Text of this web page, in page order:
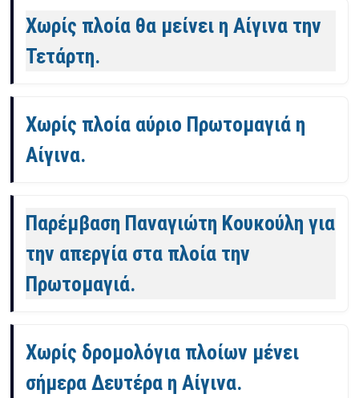
Χωρίς πλοία θα μείνει η Αίγινα την
Τετάρτη.
Χωρίς πλοία αύριο Πρωτομαγιά η
Αίγινα.
Παρέμβαση Παναγιώτη Κουκούλη για
την απεργία στα πλοία την
Πρωτομαγιά.
Χωρίς δρομολόγια πλοίων μένει
σήμερα Δευτέρα η Αίγινα.